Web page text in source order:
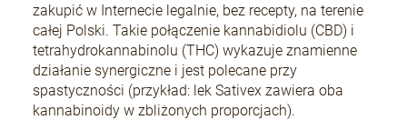
zakupić w Internecie legalnie, bez recepty, na terenie
całej Polski. Takie połączenie kannabidiolu (CBD) i
tetrahydrokannabinolu (THC) wykazuje znamienne
działanie synergiczne i jest polecane przy
spastyczności (przykład: lek Sativex zawiera oba
kannabinoidy w zbliżonych proporcjach).